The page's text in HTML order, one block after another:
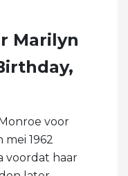
Marilyn
voor
1962
voordat haar